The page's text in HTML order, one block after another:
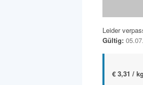
Leider
Gültig:
€ 3,31 /